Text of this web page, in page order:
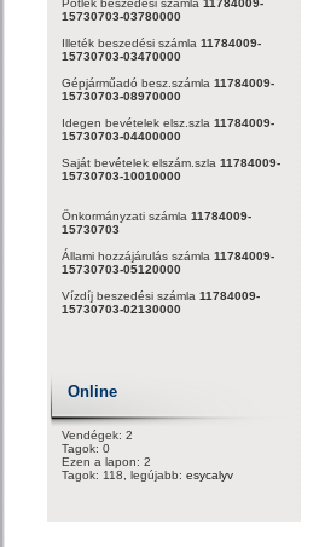
Pótlék beszedési számla 11784009-
15730703-03780000
Illeték beszedési számla 11784009-
15730703-03470000
Gépjárműadó besz.számla 11784009-
15730703-08970000
Idegen bevételek elsz.szla 11784009-
15730703-04400000
Saját bevételek elszám.szla 11784009-
15730703-10010000
Önkormányzati számla 11784009-
15730703
Állami hozzájárulás számla 11784009-
15730703-05120000
Vízdíj beszedési számla 11784009-
15730703-02130000
Online
Vendégek: 2
Tagok: 0
Ezen a lapon: 2
Tagok: 118, legújabb: esycalyv